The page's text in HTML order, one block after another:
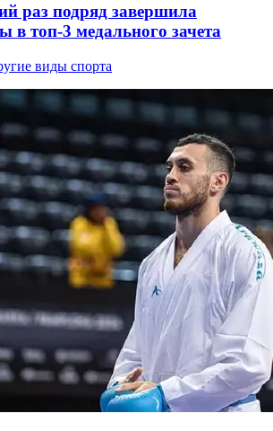
раз подряд завершила
в топ-3 медального зачета
виды спорта